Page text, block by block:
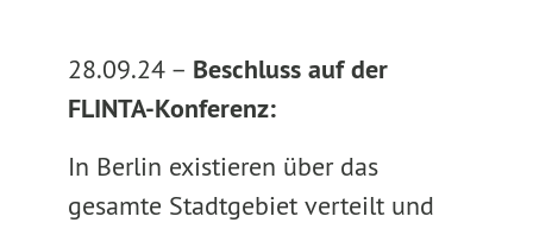
28.09.24 – Beschluss auf der
FLINTA-Konferenz:
In Berlin existieren über das
gesamte Stadtgebiet verteilt und